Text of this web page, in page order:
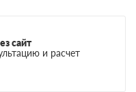
сайт
и расчет